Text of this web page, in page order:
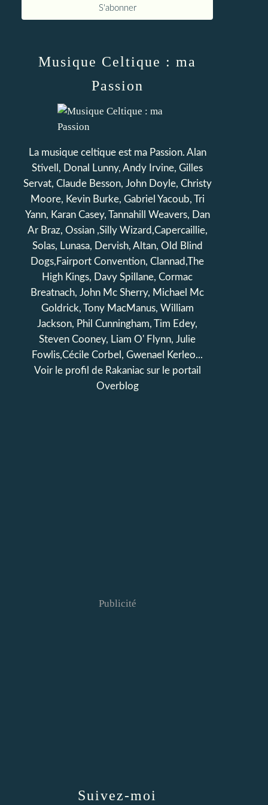
Musique Celtique : ma
Passion
La musique celtique est ma Passion. Alan
Stivell, Donal Lunny, Andy Irvine, Gilles
Servat, Claude Besson, John Doyle, Christy
Moore, Kevin Burke, Gabriel Yacoub, Tri
Yann, Karan Casey, Tannahill Weavers, Dan
Ar Braz, Ossian ,Silly Wizard,Capercaillie,
Solas, Lunasa, Dervish, Altan, Old Blind
Dogs,Fairport Convention, Clannad,The
High Kings, Davy Spillane, Cormac
Breatnach, John Mc Sherry, Michael Mc
Goldrick, Tony MacManus, William
Jackson, Phil Cunningham, Tim Edey,
Steven Cooney, Liam O' Flynn, Julie
Fowlis,Cécile Corbel, Gwenael Kerleo...
Voir le profil de Rakaniacsur le portail
Overblog
Suivez-moi
Publicité